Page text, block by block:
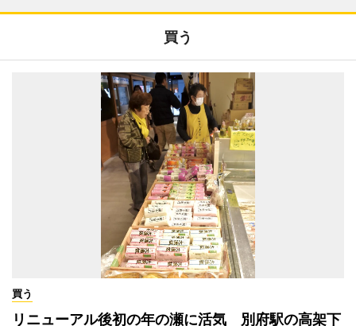
買う
買う
リニューアル後初の年の瀬に活気 別府駅の高架下